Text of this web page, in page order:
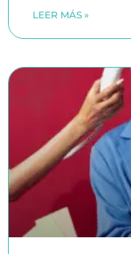
LEER MÁS »